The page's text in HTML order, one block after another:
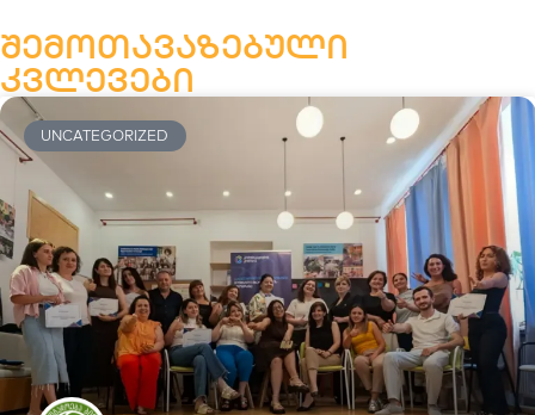
შემოთავაზებული
კვლევები
UNCATEGORIZED